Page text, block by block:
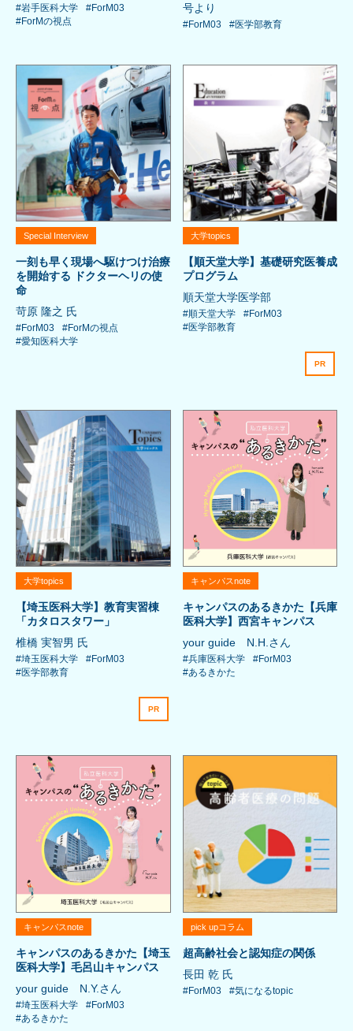
#岩手医科大学
#ForM03
#ForMの視点
号より
#ForM03 #医学部教育
Special Interview
一刻も早く現場へ駆けつけ治療
を開始する ドクターヘリの使
命
苛原 隆之 氏
#ForM03
#ForMの視点
#愛知医科大学
大学topics
【順天堂大学】基礎研究医養成
プログラム
順天堂大学医学部
#順天堂大学
#ForM03
#医学部教育
PR
大学topics
【埼玉医科大学】教育実習棟
「カタロスタワー」
椎橋 実智男 氏
#埼玉医科大学
#ForM03
#医学部教育
PR
キャンパスnote
キャンパスのあるきかた【兵庫
医科大学】西宮キャンパス
your guide N.H.さん
#兵庫医科大学
#ForM03
#あるきかた
キャンパスnote
キャンパスのあるきかた【埼玉
医科大学】毛呂山キャンパス
your guide N.Y.さん
#埼玉医科大学
#ForM03
#あるきかた
pick upコラム
超高齢社会と認知症の関係
長田 乾 氏
#ForM03 #気になるtopic